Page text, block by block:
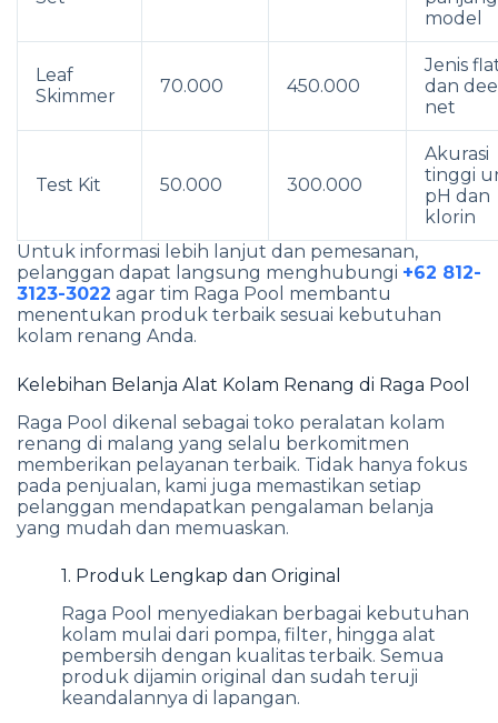
model
Leaf
Skimmer
70.000 450.000
Jenis
dan
net
Test Kit 50.000 300.000
Akurasi
tinggi
pH dan
klorin
Untuk informasi lebih lanjut dan pemesanan,
pelanggan dapat langsung menghubungi +62 812-
3123-3022 agar tim Raga Pool membantu
menentukan produk terbaik sesuai kebutuhan
kolam renang Anda.
Kelebihan Belanja Alat Kolam Renang di Raga Pool
Raga Pool dikenal sebagai toko peralatan kolam
renang di malang yang selalu berkomitmen
memberikan pelayanan terbaik. Tidak hanya fokus
pada penjualan, kami juga memastikan setiap
pelanggan mendapatkan pengalaman belanja
yang mudah dan memuaskan.
1. Produk Lengkap dan Original
Raga Pool menyediakan berbagai kebutuhan
kolam mulai dari pompa, filter, hingga alat
pembersih dengan kualitas terbaik. Semua
produk dijamin original dan sudah teruji
keandalannya di lapangan.